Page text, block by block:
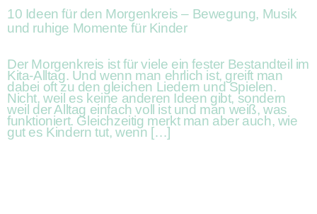
10 Ideen für den Morgenkreis – Bewegung, Musik
und ruhige Momente für Kinder
Der Morgenkreis ist für viele ein fester Bestandteil im
Kita-Alltag. Und wenn man ehrlich ist, greift man
dabei oft zu den gleichen Liedern und Spielen.
Nicht, weil es keine anderen Ideen gibt, sondern
weil der Alltag einfach voll ist und man weiß, was
funktioniert. Gleichzeitig merkt man aber auch, wie
gut es Kindern tut, wenn […]